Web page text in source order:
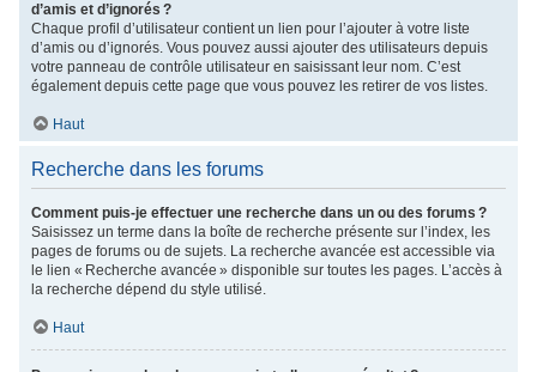
d’amis et d’ignorés ?
Chaque profil d’utilisateur contient un lien pour l’ajouter à votre liste
d’amis ou d’ignorés. Vous pouvez aussi ajouter des utilisateurs depuis
votre panneau de contrôle utilisateur en saisissant leur nom. C’est
également depuis cette page que vous pouvez les retirer de vos listes.
Haut
Recherche dans les forums
Comment puis-je effectuer une recherche dans un ou des forums ?
Saisissez un terme dans la boîte de recherche présente sur l’index, les
pages de forums ou de sujets. La recherche avancée est accessible via
le lien « Recherche avancée » disponible sur toutes les pages. L’accès à
la recherche dépend du style utilisé.
Haut